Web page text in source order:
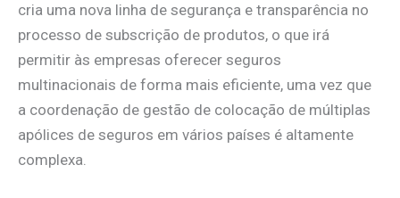
cria uma nova linha de segurança e transparência no
processo de subscrição de produtos, o que irá
permitir às empresas oferecer seguros
multinacionais de forma mais eficiente, uma vez que
a coordenação de gestão de colocação de múltiplas
apólices de seguros em vários países é altamente
complexa.